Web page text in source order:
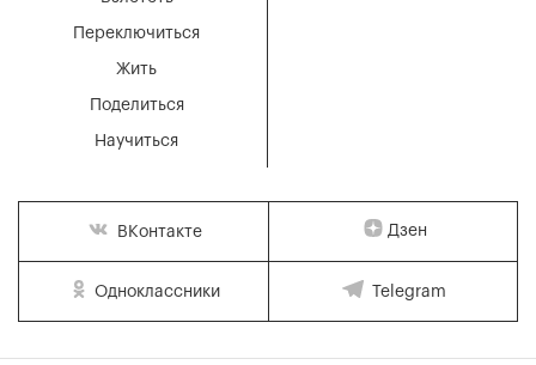
Переключиться
Жить
Поделиться
Научиться
ВКонтакте Дзен
Одноклассники Telegram